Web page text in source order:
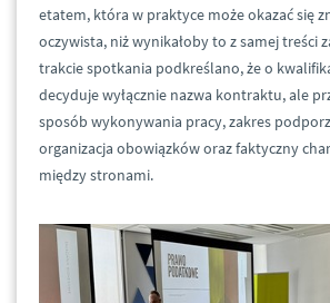
etatem, która w praktyce może okazać się
oczywista, niż wynikałoby to z samej treści
trakcie spotkania podkreślano, że o
decyduje wyłącznie nazwa kontraktu, ale
sposób wykonywania pracy, zakres
organizacja obowiązków oraz faktyczny
między stronami.